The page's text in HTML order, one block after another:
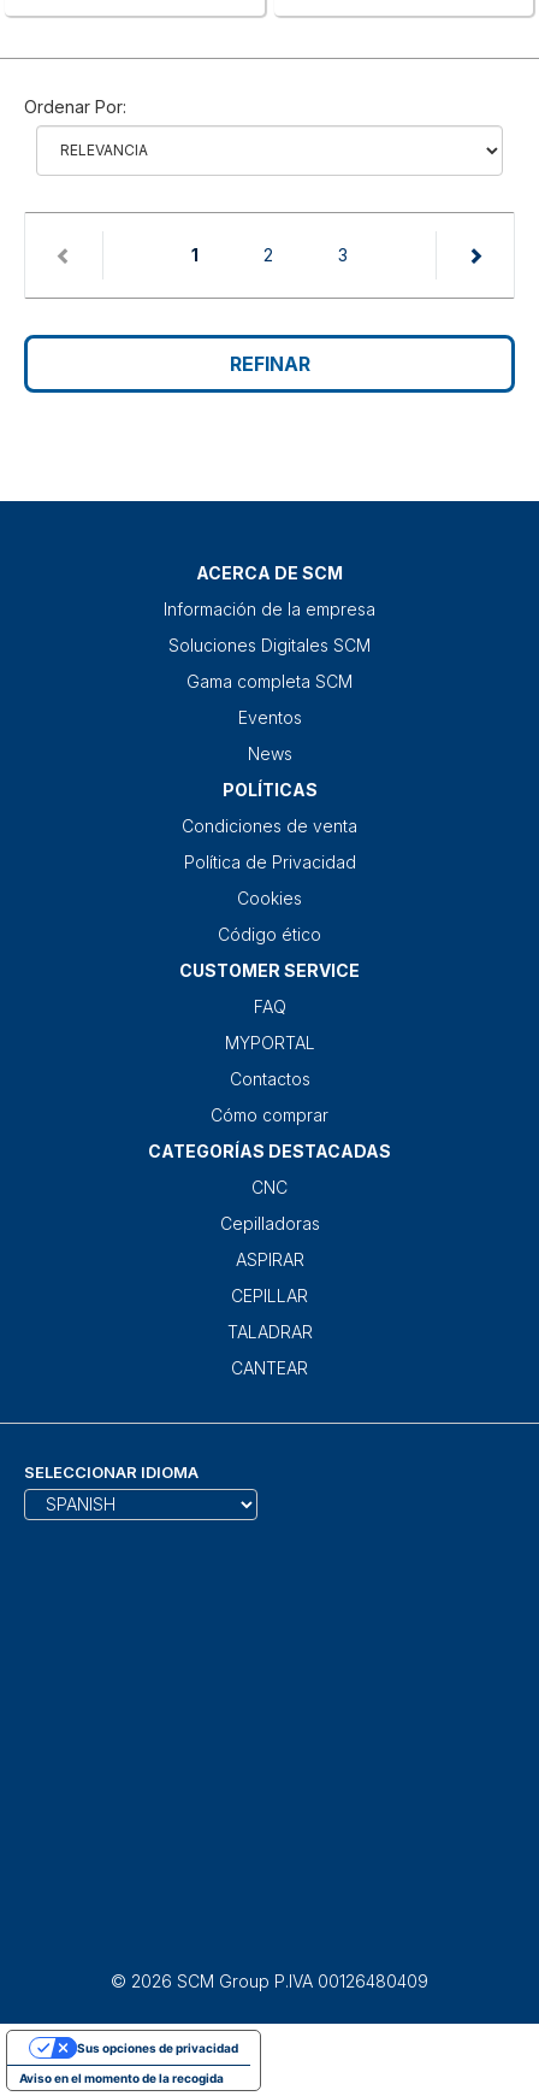
Ordenar Por:
1(current)
2 3
REFINAR
ACERCA DE SCM
Información de la empresa
Soluciones Digitales SCM
Gama completa SCM
Eventos
News
POLÍTICAS
Condiciones de venta
Política de Privacidad
Cookies
Código ético
CUSTOMER SERVICE
FAQ
MYPORTAL
Contactos
Cómo comprar
CATEGORÍAS DESTACADAS
CNC
Cepilladoras
ASPIRAR
CEPILLAR
TALADRAR
CANTEAR
SELECCIONAR IDIOMA
© 2026 SCM Group P.IVA 00126480409
Aviso en el momento de la recogida
Sus opciones de privacidad